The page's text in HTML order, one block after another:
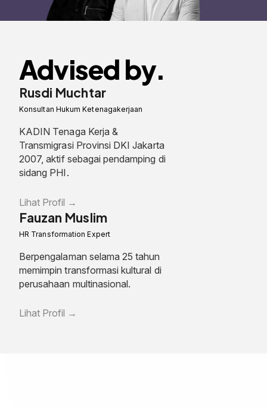
Advised by.
Rusdi Muchtar
Konsultan Hukum Ketenagakerjaan
KADIN Tenaga Kerja &
Transmigrasi Provinsi DKI Jakarta
2007, aktif sebagai pendamping di
sidang PHI.
Lihat Profil
Fauzan Muslim
HR Transformation Expert
Berpengalaman selama 25 tahun
memimpin transformasi kultural di
perusahaan multinasional.
Lihat Profil